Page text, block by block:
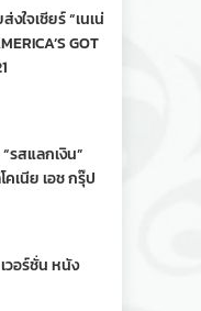
ใจเชียร์ “เนเน่
GOT
รสแลกเงิน”
คเนีย เอช กรุ๊ป
วอร์ชั่น หนัง